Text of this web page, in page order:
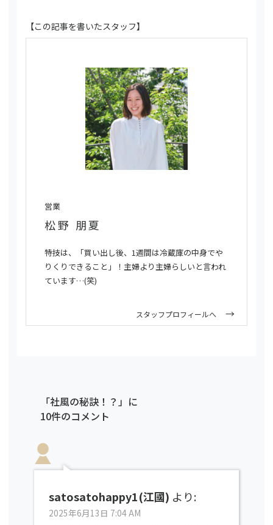
【この記事を書いたスタッフ】
営業
松野 朋夏
特技は、「買い出し後、1週間は冷蔵庫の中身でや
りくりできること」！主婦より主婦らしいと言われ
ています…(笑)
スタッフプロフィールへ
「社風の秘訣！？」に
10件のコメント
satosatohappy1(江國) より:
2025年6月13日 7:04 AM